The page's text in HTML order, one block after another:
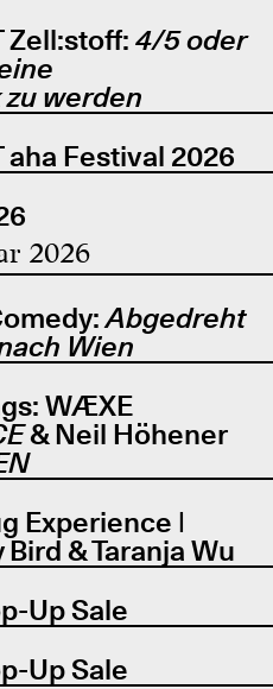
Zell:stoff: 4/5 oder
werden
aha Festival 2026
2026
Abgedreht
Wien
WÆXE
& Neil Höhener
Experience |
& Taranja Wu
Up Sale
Up Sale